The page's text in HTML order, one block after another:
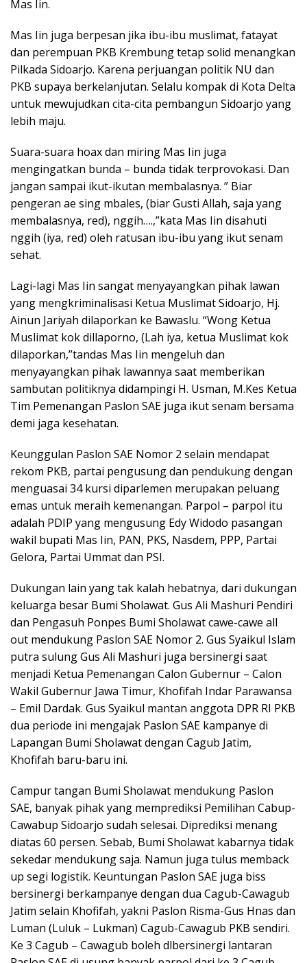
Mas Iin.
Mas Iin juga berpesan jika ibu-ibu muslimat, fatayat
dan perempuan PKB Krembung tetap solid menangkan
Pilkada Sidoarjo. Karena perjuangan politik NU dan
PKB supaya berkelanjutan. Selalu kompak di Kota Delta
untuk mewujudkan cita-cita pembangun Sidoarjo yang
lebih maju.
Suara-suara hoax dan miring Mas Iin juga
mengingatkan bunda – bunda tidak terprovokasi. Dan
jangan sampai ikut-ikutan membalasnya. ” Biar
pengeran ae sing mbales, (biar Gusti Allah, saja yang
membalasnya, red), nggih….,”kata Mas Iin disahuti
nggih (iya, red) oleh ratusan ibu-ibu yang ikut senam
sehat.
Lagi-lagi Mas Iin sangat menyayangkan pihak lawan
yang mengkriminalisasi Ketua Muslimat Sidoarjo, Hj.
Ainun Jariyah dilaporkan ke Bawaslu. “Wong Ketua
Muslimat kok dillaporno, (Lah iya, ketua Muslimat kok
dilaporkan,”tandas Mas Iin mengeluh dan
menyayangkan pihak lawannya saat memberikan
sambutan politiknya didampingi H. Usman, M.Kes Ketua
Tim Pemenangan Paslon SAE juga ikut senam bersama
demi jaga kesehatan.
Keunggulan Paslon SAE Nomor 2 selain mendapat
rekom PKB, partai pengusung dan pendukung dengan
menguasai 34 kursi diparlemen merupakan peluang
emas untuk meraih kemenangan. Parpol – parpol itu
adalah PDIP yang mengusung Edy Widodo pasangan
wakil bupati Mas Iin, PAN, PKS, Nasdem, PPP, Partai
Gelora, Partai Ummat dan PSI.
Dukungan lain yang tak kalah hebatnya, dari dukungan
keluarga besar Bumi Sholawat. Gus Ali Mashuri Pendiri
dan Pengasuh Ponpes Bumi Sholawat cawe-cawe all
out mendukung Paslon SAE Nomor 2. Gus Syaikul Islam
putra sulung Gus Ali Mashuri juga bersinergi saat
menjadi Ketua Pemenangan Calon Gubernur – Calon
Wakil Gubernur Jawa Timur, Khofifah Indar Parawansa
– Emil Dardak. Gus Syaikul mantan anggota DPR RI PKB
dua periode ini mengajak Paslon SAE kampanye di
Lapangan Bumi Sholawat dengan Cagub Jatim,
Khofifah baru-baru ini.
Campur tangan Bumi Sholawat mendukung Paslon
SAE, banyak pihak yang memprediksi Pemilihan Cabup-
Cawabup Sidoarjo sudah selesai. Diprediksi menang
diatas 60 persen. Sebab, Bumi Sholawat kabarnya tidak
sekedar mendukung saja. Namun juga tulus memback
up segi logistik. Keuntungan Paslon SAE juga biss
bersinergi berkampanye dengan dua Cagub-Cawagub
Jatim selain Khofifah, yakni Paslon Risma-Gus Hnas dan
Luman (Luluk – Lukman) Cagub-Cawagub PKB sendiri.
Ke 3 Cagub – Cawagub boleh dlbersinergi lantaran